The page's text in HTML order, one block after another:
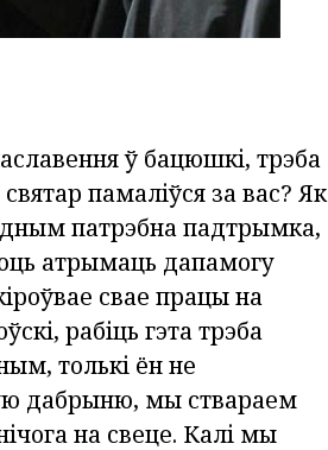
ў бацюшкі, трэба
памаліўся за вас? Як
патрэбна падтрымка,
атрымаць дапамогу
свае працы на
рабіць гэта трэба
толькі ён не
дабрыню, мы ствараем
на свеце. Калі мы